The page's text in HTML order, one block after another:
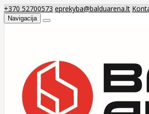
+370 52700573 eprekyba@balduarena.lt
Navigacija